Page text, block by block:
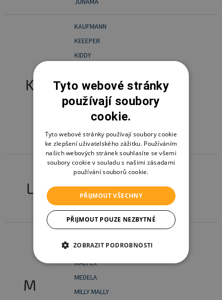
K
KAUFMANN
KEEEPER
KIDDY
KINDERKRAFT SELECT
KINDERPLAY
KLUPS
KOSMOS
L
LÄSSIG
LISCIANI
LITTLE ANGEL
M
MACYSZYN - TOYS
MALTEX
MEDELA
MILLY MALLY
Tyto webové stránky
používají soubory
cookie.
Tyto webové stránky používají soubory cookie
ke zlepšení uživatelského zážitku. Používáním
našich webových stránek souhlasíte se všemi
soubory cookie v souladu s našimi zásadami
používání souborů cookie.
PŘIJMOUT VŠECHNY
PŘIJMOUT POUZE NEZBYTNÉ
ZOBRAZIT PODROBNOSTI